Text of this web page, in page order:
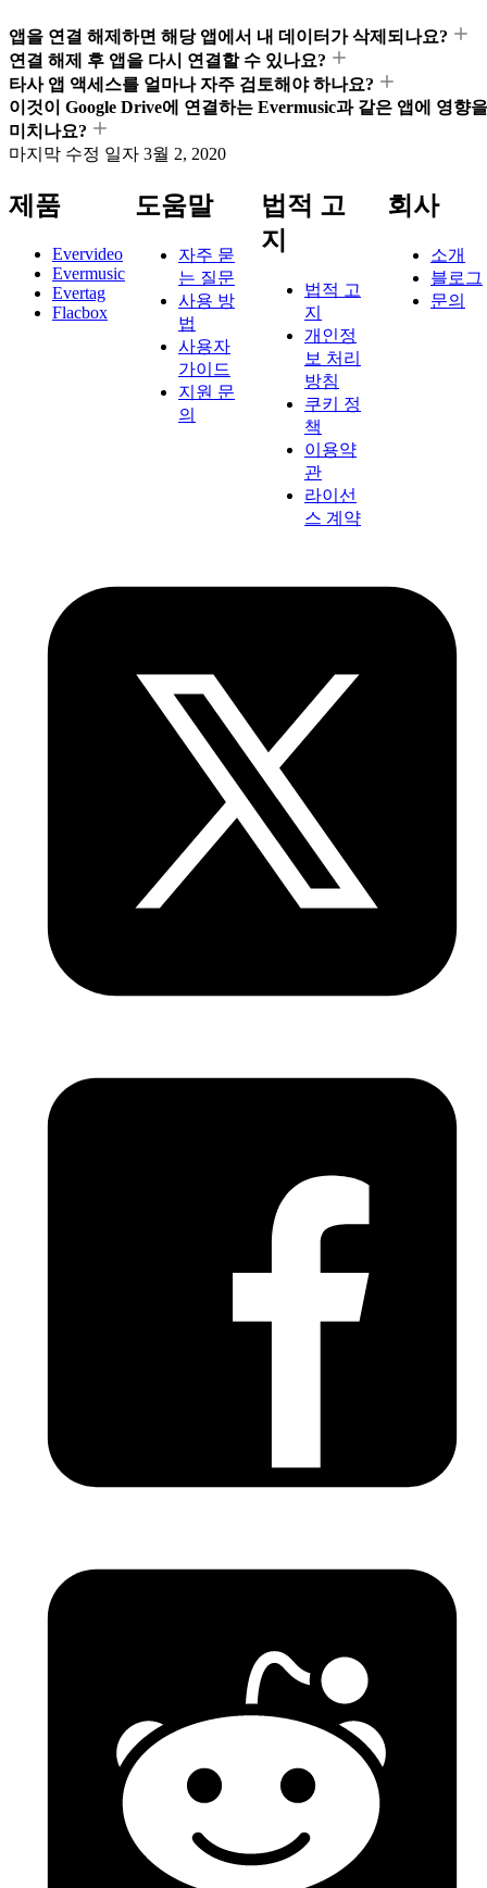
앱을 연결 해제하면 해당 앱에서 내 데이터가 삭제되나요?
연결 해제 후 앱을 다시 연결할 수 있나요?
타사 앱 액세스를 얼마나 자주 검토해야 하나요?
이것이 Google Drive에 연결하는 Evermusic과 같은 앱에 영향을
미치나요?
마지막 수정 일자 3월 2, 2020
제품
Evervideo
Evermusic
Evertag
Flacbox
도움말
자주 묻
는 질문
사용 방
법
사용자
가이드
지원 문
의
법적 고
지
법적 고
지
개인정
보 처리
방침
쿠키 정
책
이용약
관
라이선
스 계약
회사
소개
블로그
문의